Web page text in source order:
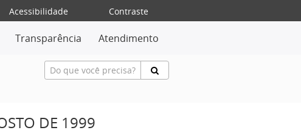
Acessibilidade
Contraste
Transparência Atendimento
DE 1999